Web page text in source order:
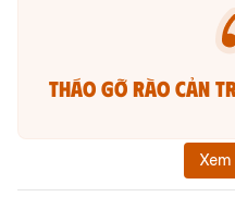
Tháo gỡ rào cản